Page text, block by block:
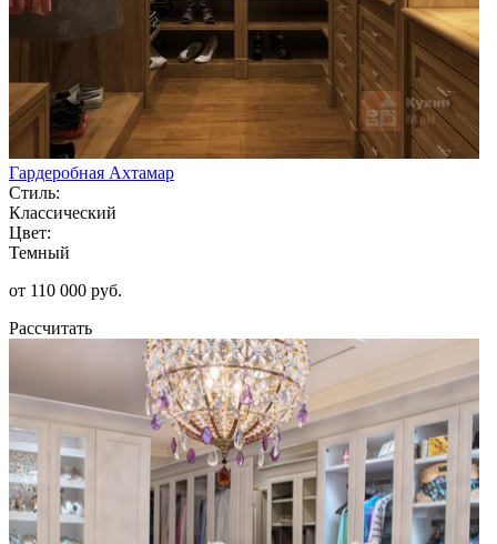
Гардеробная Ахтамар
Стиль:
Классический
Цвет:
Темный
от 110 000 руб.
Рассчитать